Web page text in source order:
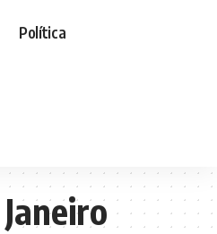
Política